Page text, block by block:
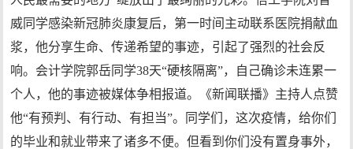
威同学感染新冠肺炎康复后，第一时间主动联系医院捐献血
浆，他分享生命、传递希望的事迹，引起了强烈的社会反
响。会计学院郭岳同学38天“硬核隔离”，自己确诊未连累一
个人，他的事迹被媒体争相报道。《新闻联播》主持人点赞
他“有预判、有行动、有担当”。同学们，这次疫情，给你们
的毕业和就业带来了诸多不便。但看到你们没有置身事外，